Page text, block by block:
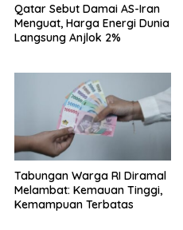
Qatar Sebut Damai AS-Iran
Menguat, Harga Energi Dunia
Langsung Anjlok 2%
Tabungan Warga RI Diramal
Melambat: Kemauan Tinggi,
Kemampuan Terbatas